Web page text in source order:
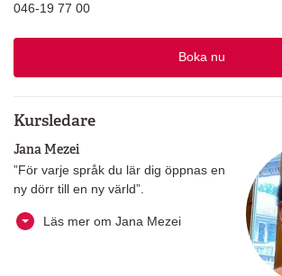
046-19 77 00
Boka nu
Kursledare
Jana Mezei
”För varje språk du lär dig öppnas en
ny dörr till en ny värld”.
Läs mer om Jana Mezei